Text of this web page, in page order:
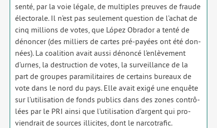
sen­té, par la voie légale, de mul­tiples preuves de fraude
élec­to­rale. Il n’est pas seule­ment ques­tion de l’achat de
cinq mil­lions de votes, que López Obrador a ten­té de
dénon­cer (des mil­liers de cartes pré-payées ont été don­
nées). La coa­li­tion avait aus­si dénon­cé l’enlèvement
d’urnes, la des­truc­tion de votes, la sur­veillance de la
part de groupes para­mi­li­taires de cer­tains bureaux de
vote dans le nord du pays. Elle avait exi­gé une enquête
sur l’utilisation de fonds publics dans des zones contrô­
lées par le PRI ain­si que l’utilisation d’argent qui pro­
vien­drait de sources illi­cites, dont le nar­co­tra­fic.